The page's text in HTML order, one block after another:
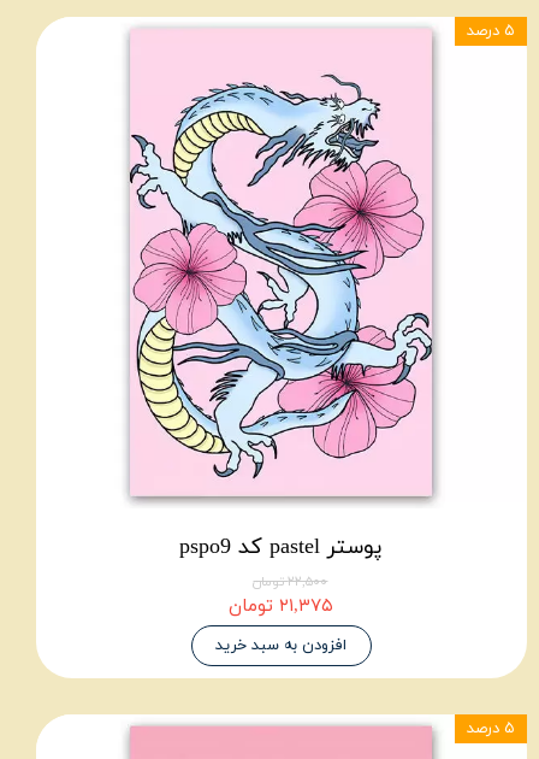
پوستر pastel کد pspo9
۲۲,۵۰۰ تومان
۲۱,۳۷۵ تومان
افزودن به سبد خرید
۵ درصد
۵ درصد